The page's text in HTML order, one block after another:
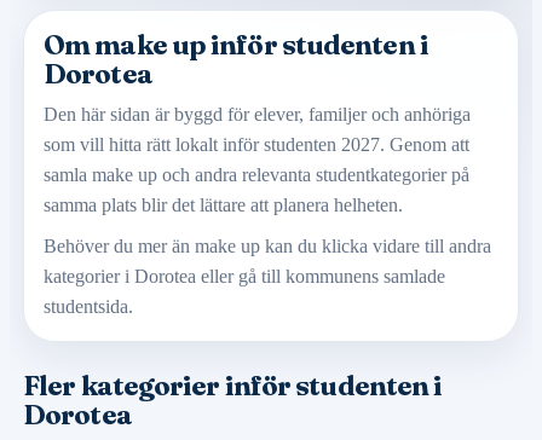
Om make up inför studenten i
Dorotea
Den här sidan är byggd för elever, familjer och anhöriga
som vill hitta rätt lokalt inför studenten 2027. Genom att
samla make up och andra relevanta studentkategorier på
samma plats blir det lättare att planera helheten.
Behöver du mer än make up kan du klicka vidare till andra
kategorier i Dorotea eller gå till kommunens samlade
studentsida.
Fler kategorier inför studenten i
Dorotea